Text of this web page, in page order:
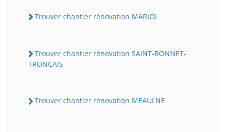
Trouver chantier rénovation MARIOL
Trouver chantier rénovation SAINT-BONNET-
TRONCAIS
Trouver chantier rénovation MEAULNE